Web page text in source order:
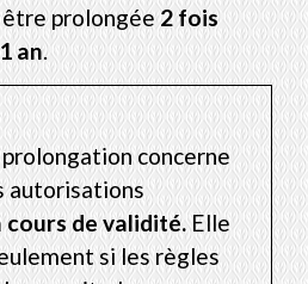
être prolongée2 fois
an.
concerne
autorisations
cours de validité.Elle
si les règles